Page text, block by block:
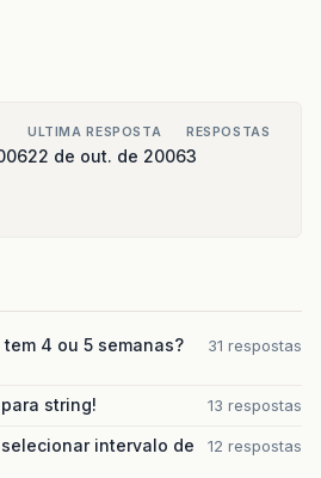
ULTIMA RESPOSTA
22 de out. de 2006
RESPOSTAS
3
4 ou 5 semanas?
31 respostas
string! 13 respostas
selecionar intervalo de
12 respostas